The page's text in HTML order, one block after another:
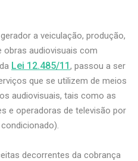
a veiculação, produção,
obras audiovisuais com
Lei 12.485/11, passou a ser
que se utilizem de meios
audiovisuais, tais como as
e operadoras de televisão por
decorrentes da cobrança